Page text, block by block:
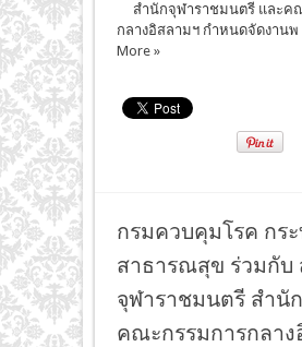
สำนักจุฬาราชมนตรี และค
กลางอิสลามฯ กำหนดจัดงานพ
More »
กรมควบคุมโรค กระ
สาธารณสุข ร่วมกับ
จุฬาราชมนตรี สำนั
คณะกรรมการกลาง